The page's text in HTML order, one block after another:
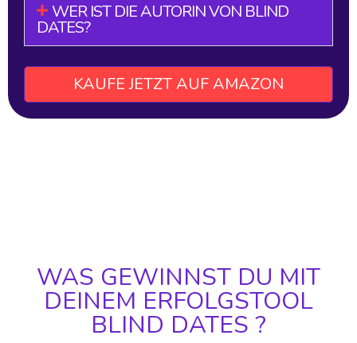
WER IST DIE AUTORIN VON BLIND
DATES?
KAUFE JETZT AUF AMAZON
WAS GEWINNST DU MIT
DEINEM ERFOLGSTOOL
BLIND DATES ?